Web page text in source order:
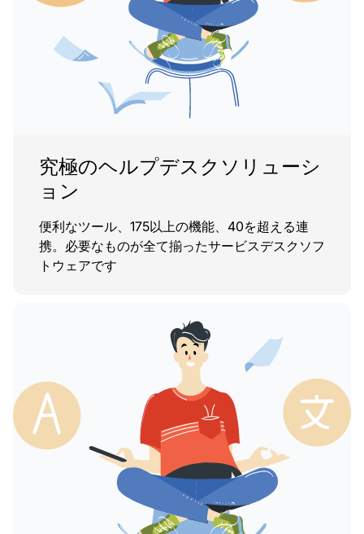
究極のヘルプデスクソリューシ
ョン
便利なツール、175以上の機能、40を超える連
携。必要なものが全て揃ったサービスデスクソフ
トウェアです